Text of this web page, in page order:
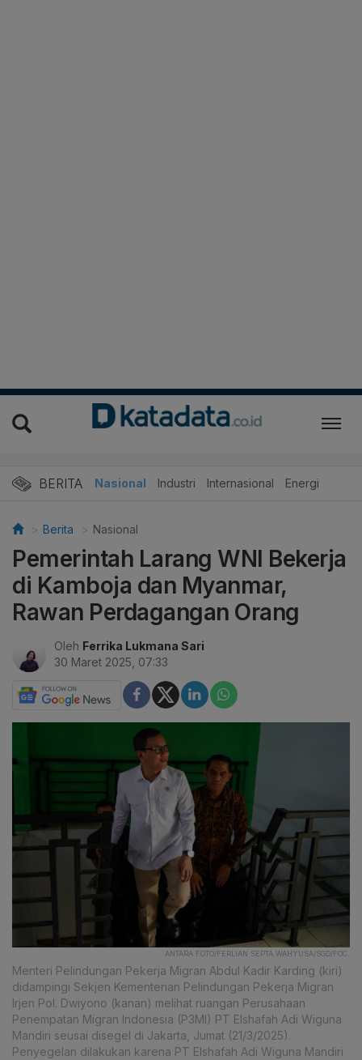
BERITA Nasional Industri Internasional Energi
Berita Nasional
Pemerintah Larang WNI Bekerja
di Kamboja dan Myanmar,
Rawan Perdagangan Orang
Oleh Ferrika Lukmana Sari
30 Maret 2025, 07:33
ANTARA FOTO/FERLIAN SEPTA WAHYUSA/SGD/FOC.
Menteri Pelindungan Pekerja Migran Abdul Kadir Karding (kiri)
didampingi Sekjen Kementerian Pelindungan Pekerja Migran
Irjen Pol. Dwiyono (kanan) melihat ruangan Perusahaan
Penempatan Migran Indonesia (P3MI) PT Elshafah Adi Wiguna
Mandiri seusai disegel di Jakarta, Jumat (21/3/2025).
Penyegelan dilakukan karena PT Elshafah Adi Wiguna Mandiri